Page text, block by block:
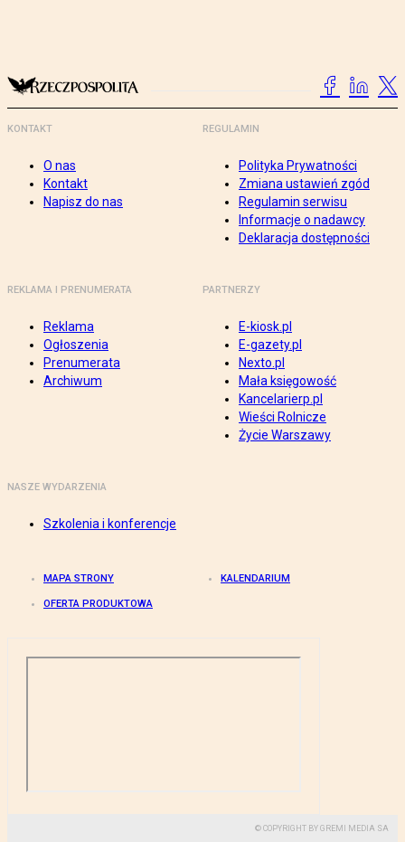
KONTAKT
O nas
Kontakt
Napisz do nas
REGULAMIN
Polityka Prywatności
Zmiana ustawień zgód
Regulamin serwisu
Informacje o nadawcy
Deklaracja dostępności
REKLAMA I PRENUMERATA
Reklama
Ogłoszenia
Prenumerata
Archiwum
PARTNERZY
E-kiosk.pl
E-gazety.pl
Nexto.pl
Mała księgowość
Kancelarierp.pl
Wieści Rolnicze
Życie Warszawy
NASZE WYDARZENIA
Szkolenia i konferencje
MAPA STRONY KALENDARIUM
OFERTA PRODUKTOWA
© COPYRIGHT BY GREMI MEDIA SA